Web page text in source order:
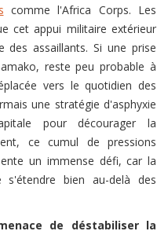
comme l'Africa Corps. Les
cet appui militaire extérieur
assaillants. Si une prise
reste peu probable à
vers le quotidien des
une stratégie d'asphyxie
pour décourager la
ce cumul de pressions
un immense défi, car la
bien au-delà des
de déstabiliser la